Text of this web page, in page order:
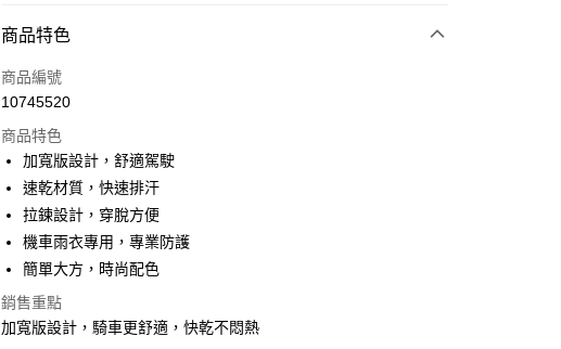
付款方式
信用卡一次付款
LINE Pay
Apple Pay
街口支付
悠遊付
AFTEE先享後付
相關說明
商品特色
商品編號
10745520
商品特色
加寬版設計，舒適駕駛
速乾材質，快速排汗
拉鍊設計，穿脫方便
機車雨衣專用，專業防護
簡單大方，時尚配色
銷售重點
加寬版設計，騎車更舒適，快乾不悶熱